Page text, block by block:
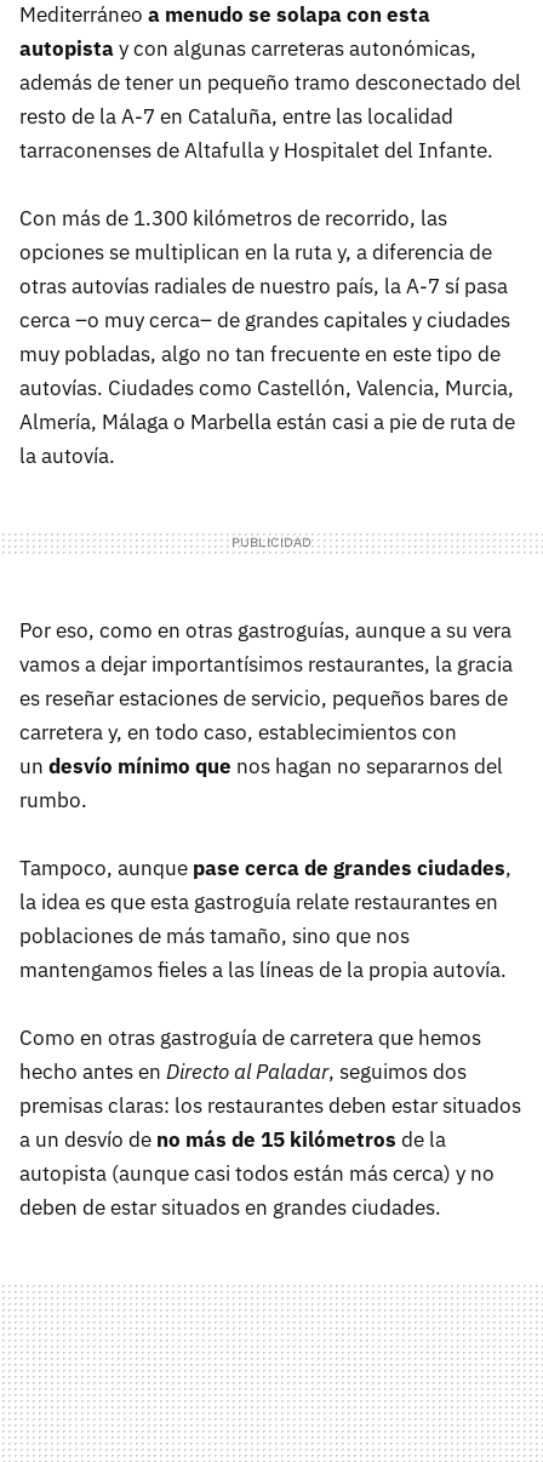
Mediterráneo a menudo se solapa con esta
autopistay con algunas carreteras autonómicas,
además de tener un pequeño tramo desconectado del
resto de la A-7 en Cataluña, entre las localidad
tarraconenses de Altafulla y Hospitalet del Infante.
Con más de 1.300 kilómetros de recorrido, las
opciones se multiplican en la ruta y, a diferencia de
otras autovías radiales de nuestro país, la A-7 sí pasa
cerca –o muy cerca– de grandes capitales y ciudades
muy pobladas, algo no tan frecuente en este tipo de
autovías. Ciudades como Castellón, Valencia, Murcia,
Almería, Málaga o Marbella están casi a pie de ruta de
la autovía.
Por eso, como en otras gastroguías, aunque a su vera
vamos a dejar importantísimos restaurantes, la gracia
es reseñar estaciones de servicio, pequeños bares de
carretera y, en todo caso, establecimientos con
un desvío mínimo que nos hagan no separarnos del
rumbo.
Tampoco, aunque pase cerca de grandes ciudades,
la idea es que esta gastroguía relate restaurantes en
poblaciones de más tamaño, sino que nos
mantengamos fieles a las líneas de la propia autovía.
Como en otras gastroguía de carretera que hemos
hecho antes en Directo al Paladar, seguimos dos
premisas claras: los restaurantes deben estar situados
a un desvío de no más de 15 kilómetros de la
autopista (aunque casi todos están más cerca) y no
deben de estar situados en grandes ciudades.